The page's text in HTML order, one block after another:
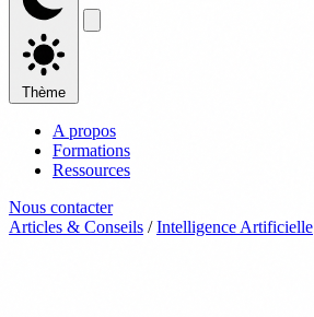
Thème
A propos
Formations
Ressources
Nous contacter
Articles & Conseils / Intelligence Artificielle